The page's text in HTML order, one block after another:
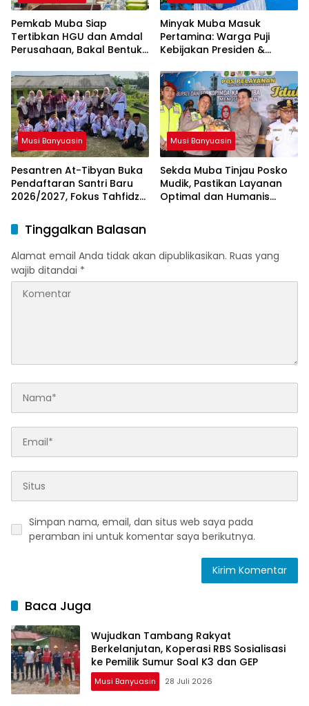
Pemkab Muba Siap
Tertibkan HGU dan Amdal
Perusahaan, Bakal Bentuk
Minyak Muba Masuk
Pertamina: Warga Puji
Kebijakan Presiden &
Musi Banyuasin
Pesantren At-Tibyan Buka
Pendaftaran Santri Baru
2026/2027, Fokus Tahfidz
Musi Banyuasin
Sekda Muba Tinjau Posko
Mudik, Pastikan Layanan
Optimal dan Humanis
Tinggalkan Balasan
Alamat email Anda tidak akan dipublikasikan. Ruas yang
wajib ditandai *
Simpan nama, email, dan situs web saya pada
peramban ini untuk komentar saya berikutnya.
Baca Juga
Wujudkan Tambang Rakyat
Berkelanjutan, Koperasi RBS Sosialisasi
ke Pemilik Sumur Soal K3 dan GEP
Musi Banyuasin 28 Juli 2026